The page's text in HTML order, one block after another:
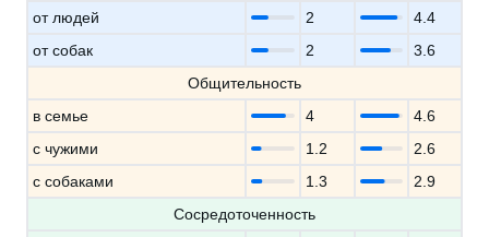
от людей 2
4.4
от собак
2
3.6
Общительность
в семье
4
4.6
с чужими
1.2
2.6
с собаками
1.3
2.9
Сосредоточенность